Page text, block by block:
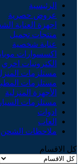
الرئيسية
عروض حصرية
اجهزة العناية
منتجات تجميل
عناية شخصية
اكسسوارات
الكترونيات اخري
مستلزمات
مستلزمات
الأجهزة المنزلية
مستلزمات
ادوات
العاب
ملاحظات الشحن
كل الاقسام